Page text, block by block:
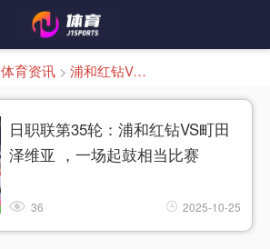
体育资讯 > 浦和红钻VS町田泽维亚
日职联第35轮：浦和红钻VS町田
泽维亚 ，一场起鼓相当比赛
36 2025-10-25